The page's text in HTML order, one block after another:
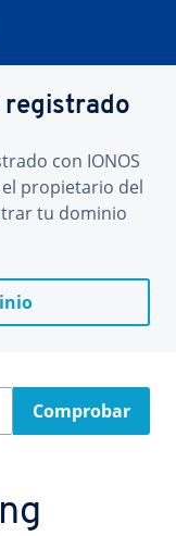
registrado
con IONOS
el propietario del
tu dominio
Comprobar